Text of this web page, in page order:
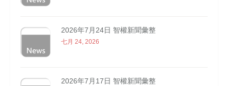
2026年7月24日 智權新聞彙整
七月 24, 2026
2026年7月17日 智權新聞彙整